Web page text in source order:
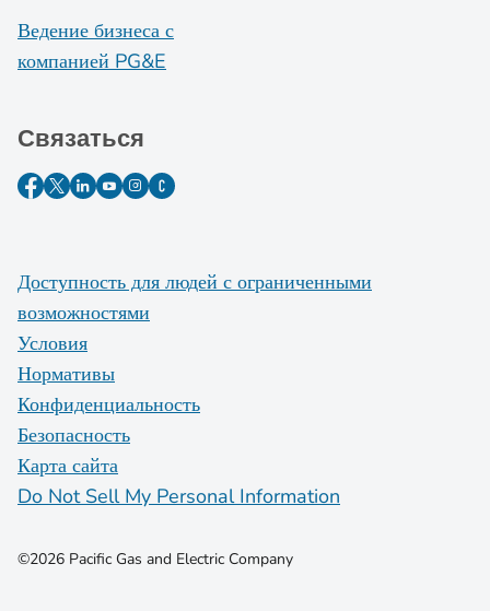
Ведение бизнеса с
компанией PG&E
Связаться
Доступность для людей с ограниченными
возможностями
Условия
Нормативы
Конфиденциальность
Безопасность
Карта сайта
Do Not Sell My Personal Information
©2026 Pacific Gas and Electric Company